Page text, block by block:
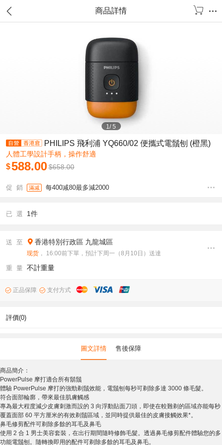
商品詳情
1/5
PHILIPS 飛利浦 YQ660/02 便攜式電鬚刨 (橙黑)
人體工學設計手柄，操作舒適
$588.00$658.00
促 銷 滿减 每400减80最多減2000
已 選 1件
送 至 香港特別行政區 九龍城區
现货 ， 16:00前下單，預計下周一（8月10日）送達
重 量 不計重量
正品保障 支付方式
評價(0)
圖文詳情 售後保障
商品簡介：
PowerPulse 摩打適合所有鬍鬚
體驗 PowerPulse 摩打的強勁剃鬚效能，電鬚刨每秒可剃除多達 3000 條毛髮。
符合面部輪廓，帶來最佳肌膚觸感
專為最大程度減少皮膚刺激而設的 3 向浮動貼面刀頭，即使在較難剃的區域亦能每秒
覆蓋面部 60 平方厘米的有效剃鬚區域，並同時提供最佳的皮膚接觸效果*。
鼻毛修剪配件可剃除多餘的耳毛及鼻毛
使用 2 合 1 男士美容套裝，在出行期間隨時修飾毛髮。透過鼻毛修剪配件體驗您的多
功能電鬚刨。隨轉換即用的配件可剃除多餘的耳毛及鼻毛。